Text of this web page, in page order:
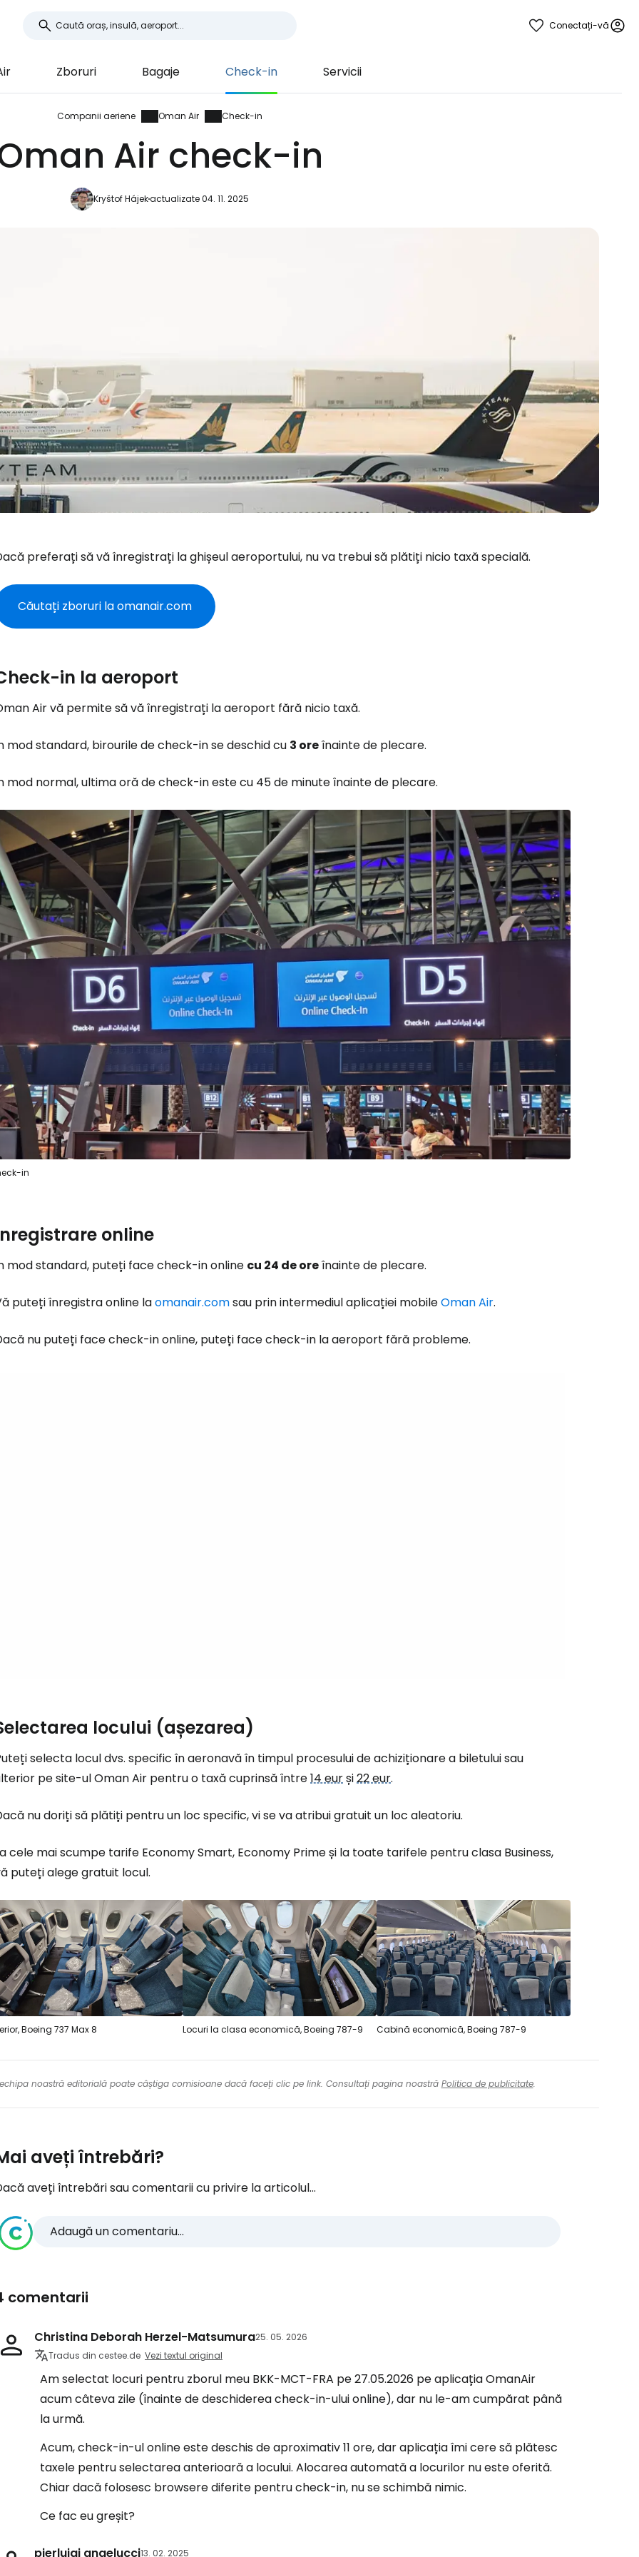
Conectați-vă
Zboruri Bagaje Check-in Servicii
Companii aeriene Oman Air Check-in
Air check-in
Kryštof Hájekactualizate 04. 11. 2025
preferați să vă înregistrați la ghișeul aeroportului, nu va trebui să plătiți nicio taxă specială.
Căutați zboruri la omanair.com
in la aeroport
Air vă permite să vă înregistrați la aeroport fără nicio taxă.
mod standard, birourile de check-in se deschid cu 3 oreînainte de plecare.
mod normal, ultima oră de check-in este cu 45 de minute înainte de plecare.
in
online
mod standard, puteți face check-in online cu 24 de oreînainte de plecare.
puteți înregistra online laomanair.comsau prin intermediul aplicației mobileOman Air.
nu puteți face check-in online, puteți face check-in la aeroport fără probleme.
locului (așezarea)
selecta locul dvs. specific în aeronavă în timpul procesului de achiziționare a biletului sau
pe site-ul Oman Air pentru o taxă cuprinsă între14 eurși22 eur.
nu doriți să plătiți pentru un loc specific, vi se va atribui gratuit un loc aleatoriu.
cele mai scumpe tarife Economy Smart, Economy Prime și la toate tarifele pentru clasa Business,
puteți alege gratuit locul.
Boeing 737 Max 8 Locuri la clasa economică, Boeing 787-9 Cabină economică, Boeing 787-9
noastră editorială poate câștiga comisioane dacă faceți clic pe link. Consultați pagina noastră Politica de publicitate.
aveți întrebări?
aveți întrebări sau comentarii cu privire la articolul...
Adaugă un comentariu...
comentarii
Christina Deborah Herzel-Matsumura25. 05. 2026
Tradus din cestee.de Vezi textul original
Am selectat locuri pentru zborul meu BKK-MCT-FRA pe 27.05.2026 pe aplicația OmanAir
acum câteva zile (înainte de deschiderea check-in-ului online), dar nu le-am cumpărat până
la urmă.
Acum, check-in-ul online este deschis de aproximativ 11 ore, dar aplicația îmi cere să plătesc
taxele pentru selectarea anterioară a locului. Alocarea automată a locurilor nu este oferită.
Chiar dacă folosesc browsere diferite pentru check-in, nu se schimbă nimic.
Ce fac eu greșit?
pierluigi angelucci13. 02. 2025
Conectați-vă la Cestee